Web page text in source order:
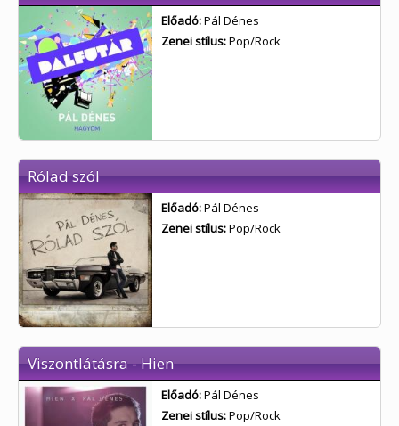
Előadó:Pál Dénes
Zenei stílus:Pop/Rock
Rólad szól
Előadó:Pál Dénes
Zenei stílus:Pop/Rock
Viszontlátásra - Hien
Előadó:Pál Dénes
Zenei stílus:Pop/Rock